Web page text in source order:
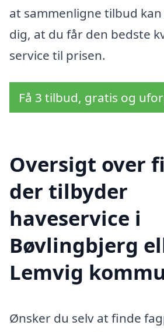
at sammenligne tilbud
dig, at du får den bedste
service til prisen.
Få 3 tilbud, gratis og
Oversigt over
der tilbyder
haveservice i
Bøvlingbjerg
Lemvig
Ønsker du selv at finde